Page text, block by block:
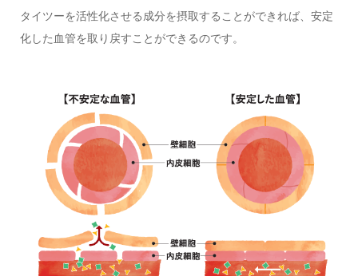
タイツーを活性化させる成分を摂取することができれば、安定
化した血管を取り戻すことができるのです。